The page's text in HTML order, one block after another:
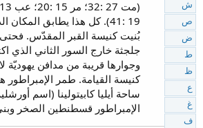
19 :41). كل هذا يطابق
جلجثة خارج السور الثاني الذي
وجوارها قريبة من مدافن يهوديّة
كنيسة القيامة. طمر
ساحة أيليا كابيتولينا (اسم
الإمبراطور قسطنطين الصخر وبنى
ش
ص
ض
ط
ظ
ع
غ
ف